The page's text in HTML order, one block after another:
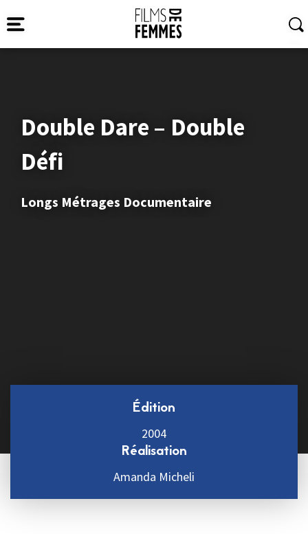
Double Dare – Double
Défi
Longs Métrages Documentaire
Édition
2004
Réalisation
Amanda Micheli